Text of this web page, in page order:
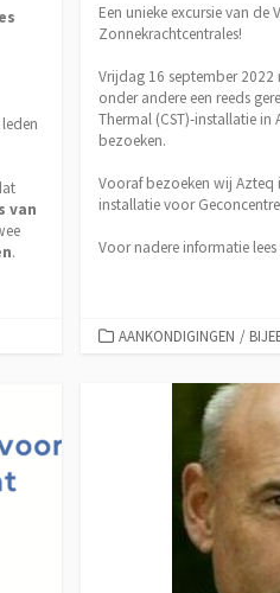
van
.
Een unieke excursie van de
Zonnekrachtcentrales!
Vrijdag 16 september
onder andere een reeds
Thermal (CST)-installatie in
bezoeken.
Vooraf bezoeken wij
installatie voor
Voor nadere informatie
CATEGORIEËN
AANKONDIGINGEN /